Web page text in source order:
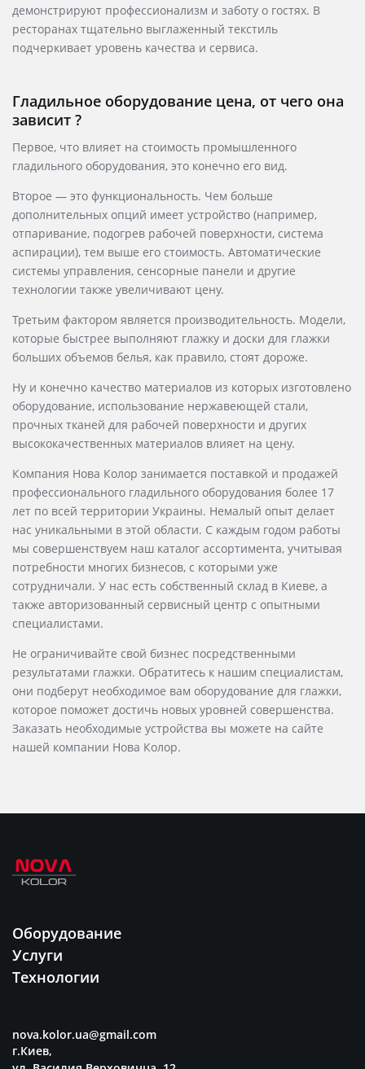
демонстрируют профессионализм и заботу о гостях. В
ресторанах тщательно выглаженный текстиль
подчеркивает уровень качества и сервиса.
Гладильное оборудование цена, от чего она
зависит ?
Первое, что влияет на стоимость промышленного
гладильного оборудования, это конечно его вид.
Второе — это функциональность. Чем больше
дополнительных опций имеет устройство (например,
отпаривание, подогрев рабочей поверхности, система
аспирации), тем выше его стоимость. Автоматические
системы управления, сенсорные панели и другие
технологии также увеличивают цену.
Третьим фактором является производительность. Модели,
которые быстрее выполняют глажку и доски для глажки
больших объемов белья, как правило, стоят дороже.
Ну и конечно качество материалов из которых изготовлено
оборудование, использование нержавеющей стали,
прочных тканей для рабочей поверхности и других
высококачественных материалов влияет на цену.
Компания Нова Колор занимается поставкой и продажей
профессионального гладильного оборудования более 17
лет по всей территории Украины. Немалый опыт делает
нас уникальными в этой области. С каждым годом работы
мы совершенствуем наш каталог ассортимента, учитывая
потребности многих бизнесов, с которыми уже
сотрудничали. У нас есть собственный склад в Киеве, а
также авторизованный сервисный центр с опытными
специалистами.
Не ограничивайте свой бизнес посредственными
результатами глажки. Обратитесь к нашим специалистам,
они подберут необходимое вам оборудование для глажки,
которое поможет достичь новых уровней совершенства.
Заказать необходимые устройства вы можете на сайте
нашей компании Нова Колор.
Оборудование
Услуги
Технологии
nova.kolor.ua@gmail.com
г.Киев,